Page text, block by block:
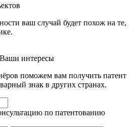
ваш случай будет похож на те,
Ваши интересы
поможем вам получить патент
знак в других странах.
по патентованию